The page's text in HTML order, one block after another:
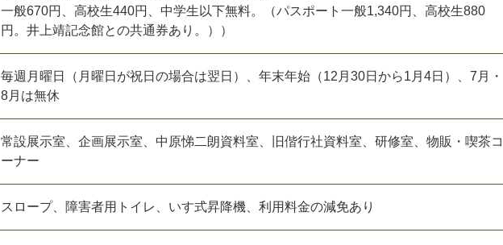
一般670円、高校生440円、中学生以下無料。（パスポート一般1,340円、高校生880
円。井上靖記念館との共通券あり。））
毎週月曜日（月曜日が祝日の場合は翌日）、年末年始（12月30日から1月4日）、7月・
8月は無休
常設展示室、企画展示室、中原悌二朗資料室、旧偕行社資料室、研修室、物販・喫茶コ
ーナー
スロープ、障害者用トイレ、いす式昇降機、利用料金の減免あり